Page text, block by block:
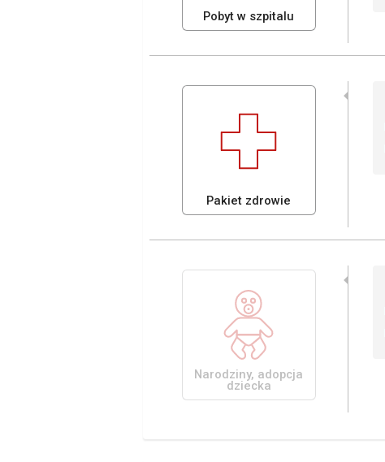
Pobyt w szpitalu
Pakiet zdrowie
Narodziny, adopcja
dziecka